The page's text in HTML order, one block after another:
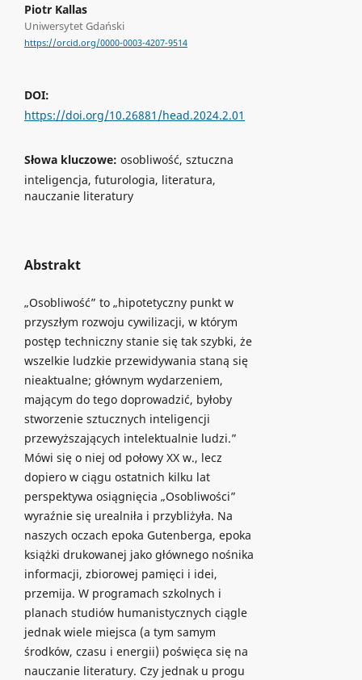
Piotr Kallas
Uniwersytet Gdański
https://orcid.org/0000-0003-4207-9514
DOI:
https://doi.org/10.26881/head.2024.2.01
Słowa kluczowe: osobliwość, sztuczna
inteligencja, futurologia, literatura,
nauczanie literatury
Abstrakt
„Osobliwość” to „hipotetyczny punkt w
przyszłym rozwoju cywilizacji, w którym
postęp techniczny stanie się tak szybki, że
wszelkie ludzkie przewidywania staną się
nieaktualne; głównym wydarzeniem,
mającym do tego doprowadzić, byłoby
stworzenie sztucznych inteligencji
przewyższających intelektualnie ludzi.”
Mówi się o niej od połowy XX w., lecz
dopiero w ciągu ostatnich kilku lat
perspektywa osiągnięcia „Osobliwości”
wyraźnie się urealniła i przybliżyła. Na
naszych oczach epoka Gutenberga, epoka
książki drukowanej jako głównego nośnika
informacji, zbiorowej pamięci i idei,
przemija. W programach szkolnych i
planach studiów humanistycznych ciągle
jednak wiele miejsca (a tym samym
środków, czasu i energii) poświęca się na
nauczanie literatury. Czy jednak u progu